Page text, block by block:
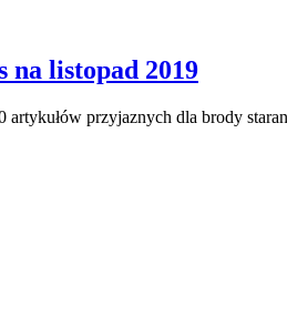
na listopad 2019
artykułów przyjaznych dla brody